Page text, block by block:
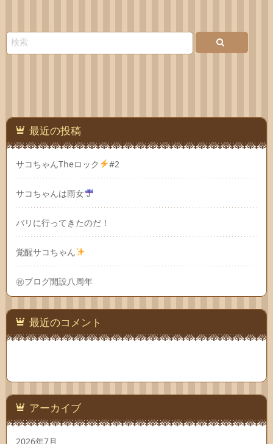
最近の投稿
サコちゃんTheロック #2
サコちゃんは雨女
バリに行ってきたのだ！
覚醒サコちゃん
㊗ブログ開設八周年
最近のコメント
アーカイブ
2026年7月